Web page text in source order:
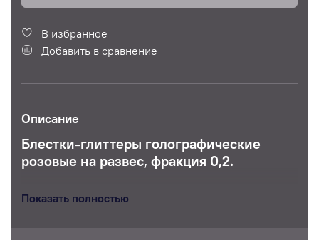
В избранное
Добавить в сравнение
Описание
Блестки-глиттеры голографические
розовые на развес, фракция 0,2.
Идеально подходят для распыления и
Показать полностью